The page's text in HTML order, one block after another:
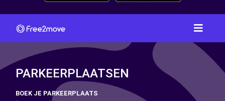
PARKEERPLAATSEN
BOEK JE PARKEERPLAATS